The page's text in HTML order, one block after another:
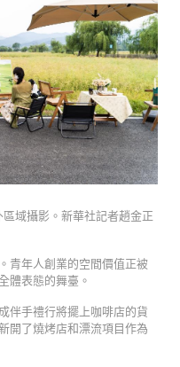
域攝影。新華社記者趙金正
青年人創業的空間價值正被
體表態的舞臺。
伴手禮行將擺上咖啡店的貨
開了燒烤店和漂流項目作為